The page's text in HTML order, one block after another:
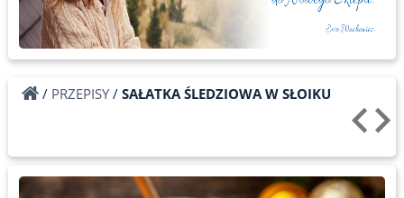
/ PRZEPISY/ SAŁATKA ŚLEDZIOWA W SŁOIKU